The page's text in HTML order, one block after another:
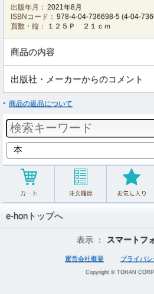
出版年月： 2021年8月
ISBNコード： 978-4-04-736698-5 (4-04-
頁数・縦：
１２５Ｐ ２１ｃｍ
商品の内容
出版社・メーカーからのコメント
商品の返品について
e-honトップへ
表示 ： スマートフ
運営会社概要 プライバ
Copyright © TOHAN